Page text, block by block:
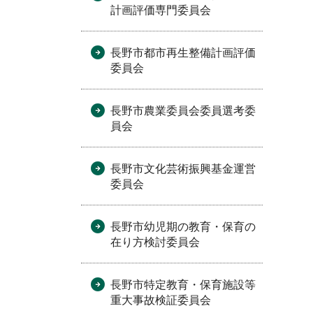
計画評価専門委員会
長野市都市再生整備計画評価
委員会
長野市農業委員会委員選考委
員会
長野市文化芸術振興基金運営
委員会
長野市幼児期の教育・保育の
在り方検討委員会
長野市特定教育・保育施設等
重大事故検証委員会